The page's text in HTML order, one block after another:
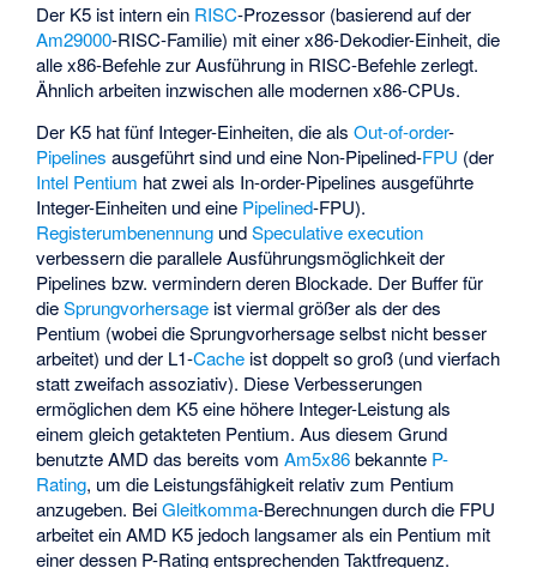
Der K5 ist intern ein RISC-Prozessor (basierend auf der
Am29000-RISC-Familie) mit einer x86-Dekodier-Einheit, die
alle x86-Befehle zur Ausführung in RISC-Befehle zerlegt.
Ähnlich arbeiten inzwischen alle modernen x86-CPUs.
Der K5 hat fünf Integer-Einheiten, die alsOut-of-order-
Pipelines ausgeführt sind und eine Non-Pipelined-FPU (der
Intel Pentium hat zwei als In-order-Pipelines ausgeführte
Integer-Einheiten und eine Pipelined-FPU).
Registerumbenennung undSpeculative execution
verbessern die parallele Ausführungsmöglichkeit der
Pipelines bzw. vermindern deren Blockade. Der Buffer für
dieSprungvorhersage ist viermal größer als der des
Pentium (wobei die Sprungvorhersage selbst nicht besser
arbeitet) und der L1-Cache ist doppelt so groß (und vierfach
statt zweifach assoziativ). Diese Verbesserungen
ermöglichen dem K5 eine höhere Integer-Leistung als
einem gleich getakteten Pentium. Aus diesem Grund
benutzte AMD das bereits vomAm5x86bekannte P-
Rating, um die Leistungsfähigkeit relativ zum Pentium
anzugeben. BeiGleitkomma-Berechnungen durch die FPU
arbeitet ein AMD K5 jedoch langsamer als ein Pentium mit
einer dessen P-Rating entsprechenden Taktfrequenz.